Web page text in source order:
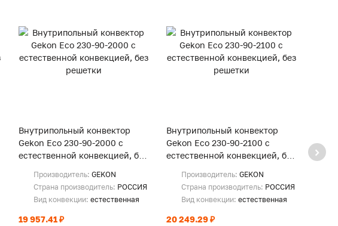
Внутрипольный конвектор
Gekon Eco 230-90-2000 с
естественной конвекцией, без
Производитель:GEKON
Страна производитель: РОССИЯ
Вид конвекции:естественная
19 957.41 ₽
Внутрипольный конвектор
Gekon Eco 230-90-2100 с
естественной конвекцией, без
Производитель:GEKON
Страна производитель: РОССИЯ
Вид конвекции:естественная
20 249.29 ₽